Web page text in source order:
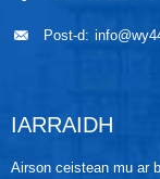
Post-d:
IARRAIDH
Airson ceistean mu ar